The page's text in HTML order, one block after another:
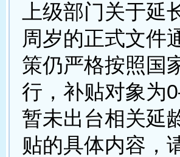
上级部门关于
周岁的正式文件
策仍严格按照国
行，补贴对象为
暂未出台相关延
贴的具体内容，